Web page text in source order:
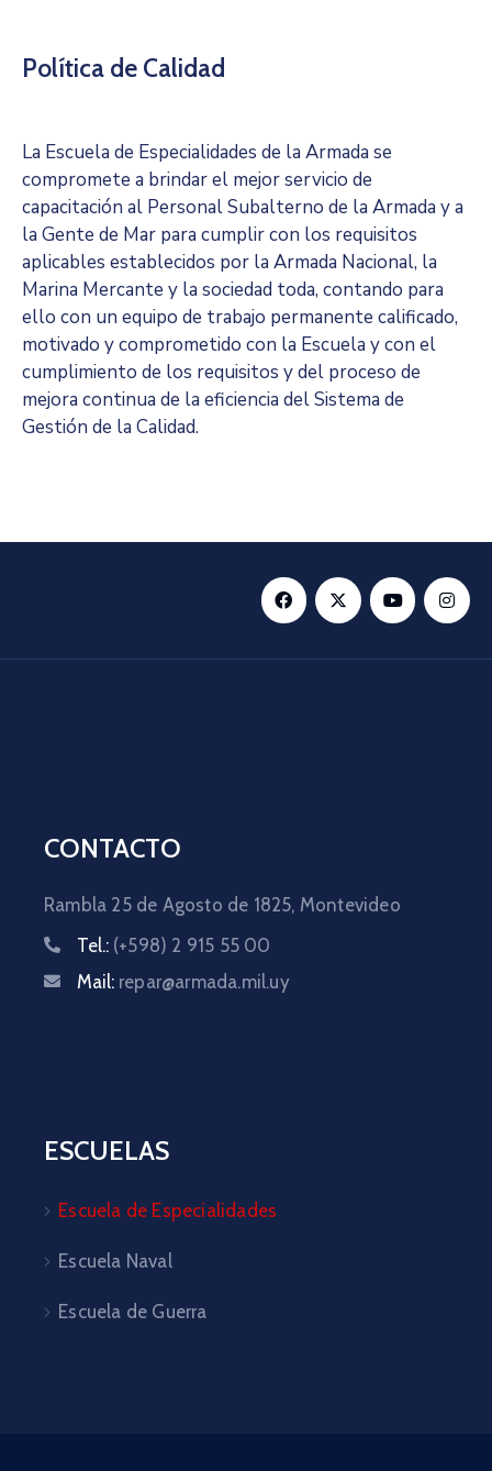
Política de Calidad
La Escuela de Especialidades de la Armada se
compromete a brindar el mejor servicio de
capacitación al Personal Subalterno de la Armada y a
la Gente de Mar para cumplir con los requisitos
aplicables establecidos por la Armada Nacional, la
Marina Mercante y la sociedad toda, contando para
ello con un equipo de trabajo permanente calificado,
motivado y comprometido con la Escuela y con el
cumplimiento de los requisitos y del proceso de
mejora continua de la eficiencia del Sistema de
Gestión de la Calidad.
CONTACTO
Rambla 25 de Agosto de 1825, Montevideo
Tel.: (+598) 2 915 55 00
Mail: repar@armada.mil.uy
ESCUELAS
Escuela de Especialidades
Escuela Naval
Escuela de Guerra